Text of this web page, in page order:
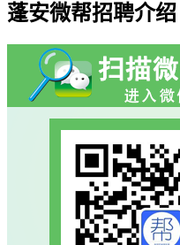
蓬安微帮招聘介绍